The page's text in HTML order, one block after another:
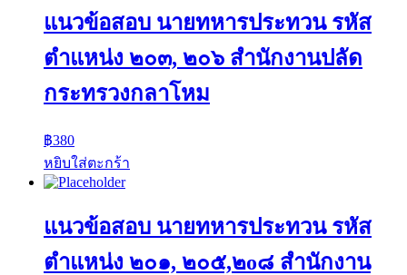
แนวข้อสอบ นายทหารประทวน รหัส
ตำแหน่ง ๒๐๓, ๒๐๖ สำนักงานปลัด
กระทรวงกลาโหม
฿380
หยิบใส่ตะกร้า
แนวข้อสอบ นายทหารประทวน รหัส
ตำแหน่ง ๒๐๑, ๒๐๕,๒o๘ สำนักงาน